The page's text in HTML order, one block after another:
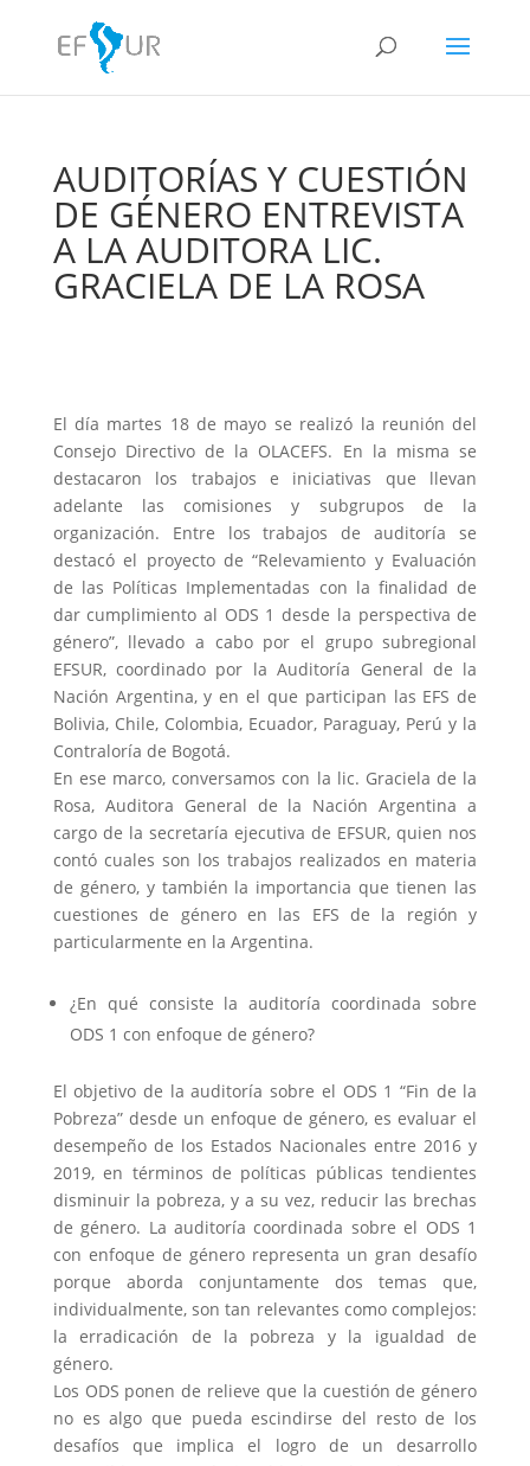
AUDITORÍAS Y CUESTIÓN
DE GÉNERO ENTREVISTA
A LA AUDITORA LIC.
GRACIELA DE LA ROSA
El día martes 18 de mayo se realizó la reunión del
Consejo Directivo de la OLACEFS. En la misma se
destacaron los trabajos e iniciativas que llevan
adelante las comisiones y subgrupos de la
organización. Entre los trabajos de auditoría se
destacó el proyecto de “Relevamiento y Evaluación
de las Políticas Implementadas con la finalidad de
dar cumplimiento al ODS 1 desde la perspectiva de
género”, llevado a cabo por el grupo subregional
EFSUR, coordinado por la Auditoría General de la
Nación Argentina, y en el que participan las EFS de
Bolivia, Chile, Colombia, Ecuador, Paraguay, Perú y la
Contraloría de Bogotá.
En ese marco, conversamos con la lic. Graciela de la
Rosa, Auditora General de la Nación Argentina a
cargo de la secretaría ejecutiva de EFSUR, quien nos
contó cuales son los trabajos realizados en materia
de género, y también la importancia que tienen las
cuestiones de género en las EFS de la región y
particularmente en la Argentina.
¿En qué consiste la auditoría coordinada sobre
ODS 1 con enfoque de género?
El objetivo de la auditoría sobre el ODS 1 “Fin de la
Pobreza” desde un enfoque de género, es evaluar el
desempeño de los Estados Nacionales entre 2016 y
2019, en términos de políticas públicas tendientes
disminuir la pobreza, y a su vez, reducir las brechas
de género. La auditoría coordinada sobre el ODS 1
con enfoque de género representa un gran desafío
porque aborda conjuntamente dos temas que,
individualmente, son tan relevantes como complejos:
la erradicación de la pobreza y la igualdad de
género.
Los ODS ponen de relieve que la cuestión de género
no es algo que pueda escindirse del resto de los
desafíos que implica el logro de un desarrollo